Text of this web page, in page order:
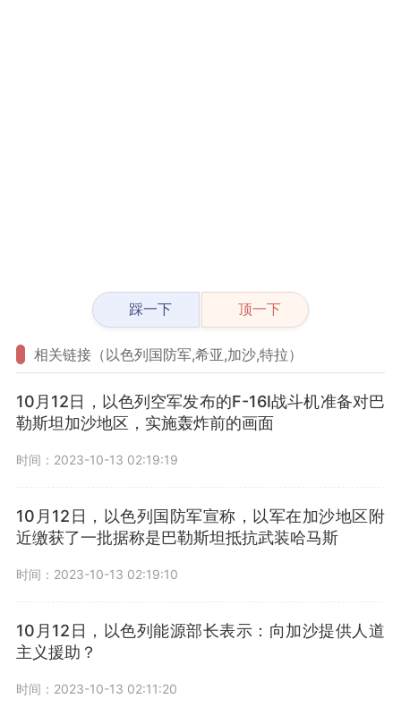
踩一下 顶一下
相关链接（以色列国防军,希亚,加沙,特拉）
10月12日，以色列空军发布的F-16I战斗机准备对巴
勒斯坦加沙地区，实施轰炸前的画面
时间：2023-10-13 02:19:19
10月12日，以色列国防军宣称，以军在加沙地区附
近缴获了一批据称是巴勒斯坦抵抗武装哈马斯
时间：2023-10-13 02:19:10
10月12日，以色列能源部长表示：向加沙提供人道
主义援助？
时间：2023-10-13 02:11:20